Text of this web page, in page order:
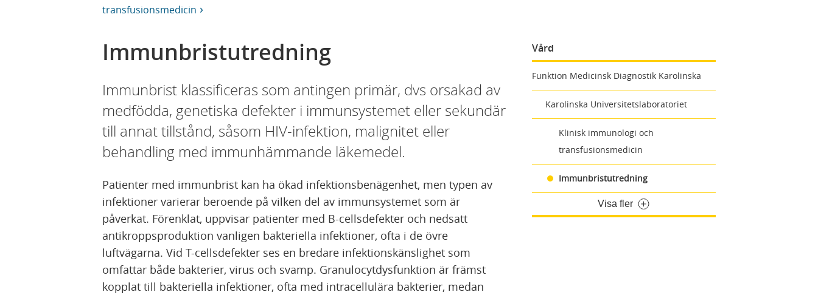
transfusionsmedicin
Vård
Funktion Medicinsk Diagnostik Karolinska
Karolinska Universitetslaboratoriet
Klinisk immunologi och
transfusionsmedicin
Immunbristutredning
Visa fler
Immunbristutredning
Immunbrist klassificeras som antingen primär, dvs orsakad av
medfödda, genetiska defekter i immunsystemet eller sekundär
till annat tillstånd, såsom HIV-infektion, malignitet eller
behandling med immunhämmande läkemedel.
Patienter med immunbrist kan ha ökad infektionsbenägenhet, men typen av
infektioner varierar beroende på vilken del av immunsystemet som är
påverkat. Förenklat, uppvisar patienter med B-cellsdefekter och nedsatt
antikroppsproduktion vanligen bakteriella infektioner, ofta i de övre
luftvägarna. Vid T-cellsdefekter ses en bredare infektionskänslighet som
omfattar både bakterier, virus och svamp. Granulocytdysfunktion är främst
kopplat till bakteriella infektioner, ofta med intracellulära bakterier, medan